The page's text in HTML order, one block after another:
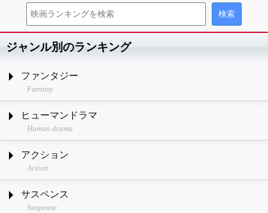
ジャンル別のランキング
ファンタジー
Fantasy
ヒューマンドラマ
Human drama
アクション
Action
サスペンス
Suspense